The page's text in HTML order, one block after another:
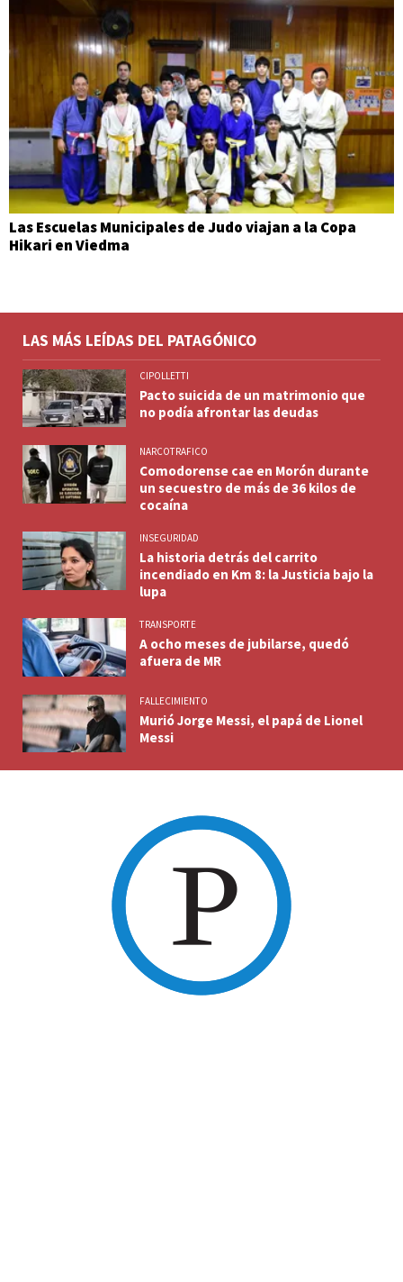
Las Escuelas Municipales de Judo viajan a la Copa
Hikari en Viedma
LAS MÁS LEÍDAS DEL PATAGÓNICO
CIPOLLETTI
Pacto suicida de un matrimonio que
no podía afrontar las deudas
NARCOTRAFICO
Comodorense cae en Morón durante
un secuestro de más de 36 kilos de
cocaína
INSEGURIDAD
La historia detrás del carrito
incendiado en Km 8: la Justicia bajo la
lupa
TRANSPORTE
A ocho meses de jubilarse, quedó
afuera de MR
FALLECIMIENTO
Murió Jorge Messi, el papá de Lionel
Messi